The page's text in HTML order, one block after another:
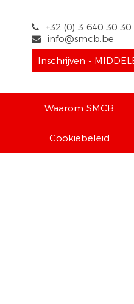
+32 (0) 3 640 30 30
info@smcb.be
Inschrijven -
Waarom SMCB
Cookiebeleid